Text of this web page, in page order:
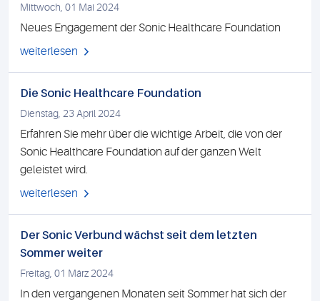
Mittwoch, 01 Mai 2024
Neues Engagement der Sonic Healthcare Foundation
weiterlesen
Die Sonic Healthcare Foundation
Dienstag, 23 April 2024
Erfahren Sie mehr über die wichtige Arbeit, die von der
Sonic Healthcare Foundation auf der ganzen Welt
geleistet wird.
weiterlesen
Der Sonic Verbund wächst seit dem letzten
Sommer weiter
Freitag, 01 März 2024
In den vergangenen Monaten seit Sommer hat sich der